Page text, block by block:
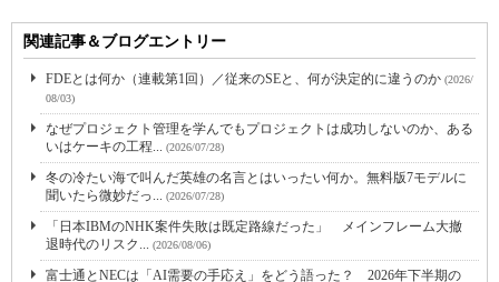
関連記事＆ブログエントリー
FDEとは何か（連載第1回）／従来のSEと、何が決定的に違うのか (2026/
08/03)
なぜプロジェクト管理を学んでもプロジェクトは成功しないのか、ある
いはケーキの工程... (2026/07/28)
冬の冷たい海で叫んだ英雄の名言とはいったい何か。無料版7モデルに
聞いたら微妙だっ... (2026/07/28)
「日本IBMのNHK案件失敗は既定路線だった」 メインフレーム大撤
退時代のリスク... (2026/08/06)
富士通とNECは「AI需要の手応え」をどう語った？ 2026年下半期の